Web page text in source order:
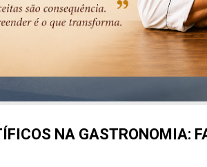
NA GASTRONOMIA: